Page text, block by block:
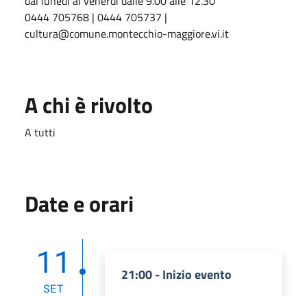
0444 705768 | 0444 705737 |
cultura@comune.montecchio-maggiore.vi.it
A chi è rivolto
A tutti
Date e orari
11
SET
21:00 - Inizio evento